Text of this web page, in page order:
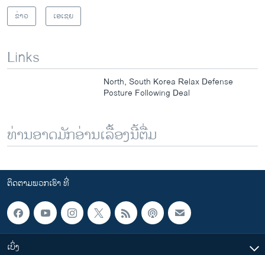
ຂ່າວ
ເອເຊຍ
Links
North, South Korea Relax Defense
Posture Following Deal
ທ່ານອາດມັກອ່ານເລື້ອງນີ້ຕື່ມ
ຕິດຕາມພວກເຮົາ ທີ່
ເບິ່ງ